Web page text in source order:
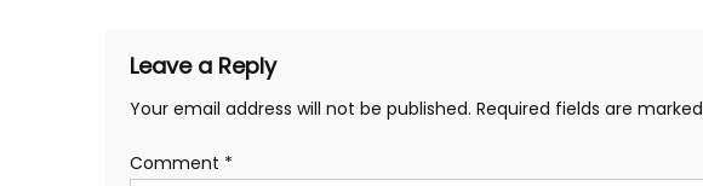
Leave a Reply
Your email address will not be published. Required fields are marked
Comment *